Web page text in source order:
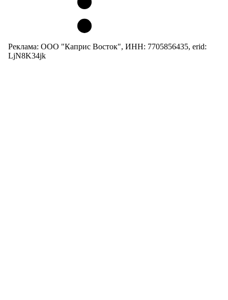
Реклама: ООО "Каприс Восток", ИНН: 7705856435, erid:
LjN8K34jk